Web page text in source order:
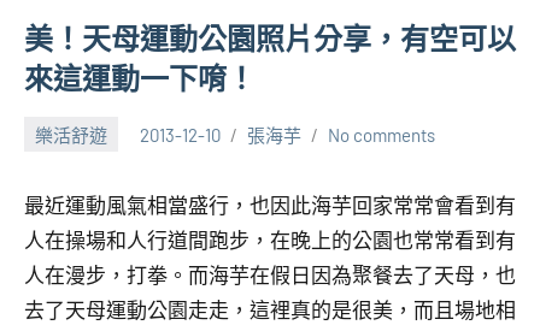
美！天母運動公園照片分享，有空可以
來這運動一下唷！
樂活舒遊 2013-12-10 張海芋 No comments
最近運動風氣相當盛行，也因此海芋回家常常會看到有
人在操場和人行道間跑步，在晚上的公園也常常看到有
人在漫步，打拳。而海芋在假日因為聚餐去了天母，也
去了天母運動公園走走，這裡真的是很美，而且場地相